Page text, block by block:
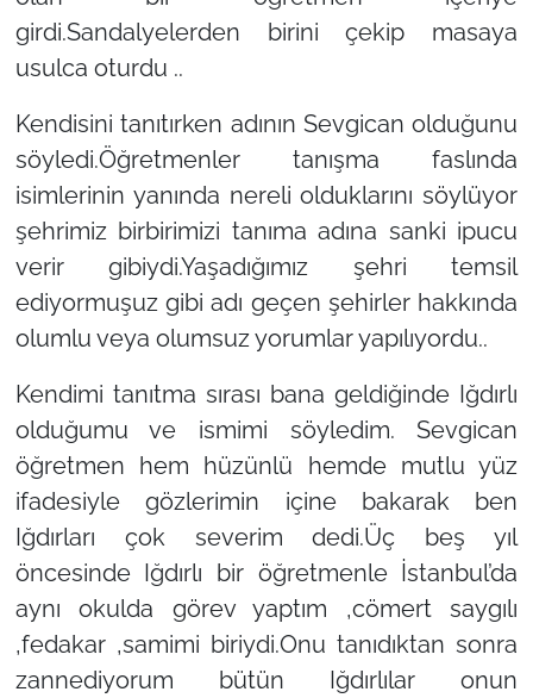
girdi.Sandalyelerden birini çekip masaya
usulca oturdu ..
Kendisini tanıtırken adının Sevgican olduğunu
söyledi.Öğretmenler tanışma faslında
isimlerinin yanında nereli olduklarını söylüyor
şehrimiz birbirimizi tanıma adına sanki ipucu
verir gibiydi.Yaşadığımız şehri temsil
ediyormuşuz gibi adı geçen şehirler hakkında
olumlu veya olumsuz yorumlar yapılıyordu..
Kendimi tanıtma sırası bana geldiğinde Iğdırlı
olduğumu ve ismimi söyledim. Sevgican
öğretmen hem hüzünlü hemde mutlu yüz
ifadesiyle gözlerimin içine bakarak ben
Iğdırları çok severim dedi.Üç beş yıl
öncesinde Iğdırlı bir öğretmenle İstanbul’da
aynı okulda görev yaptım ,cömert saygılı
,fedakar ,samimi biriydi.Onu tanıdıktan sonra
zannediyorum bütün Iğdırlılar onun